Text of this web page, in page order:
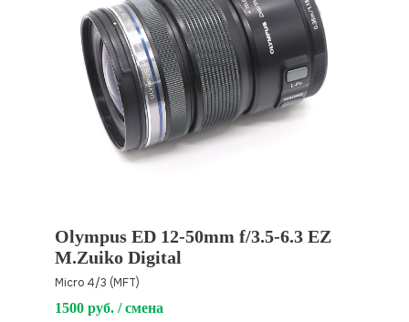
Olympus ED 12-50mm f/3.5-6.3 EZ
M.Zuiko Digital
Micro 4/3 (MFT)
1500 руб. / смена